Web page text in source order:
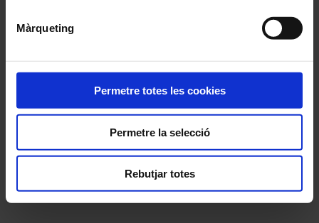
Màrqueting
Permetre totes les cookies
Permetre la selecció
Rebutjar totes
capacitat de gestió, i a més dediquem part del
nostre pressupost a la inversió social. El diàleg
ens permet conèixer les expectatives i els
interessos de la comunitat per poder implicar-
nos en el seu desenvolupament.
CONEIX ELS NOSTRES PROJECTES SOCIALS